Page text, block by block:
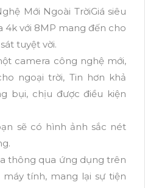
Mới Ngoài TrờiGiá siêu
4k với 8MP mang đến cho
tuyệt vời.
camera công nghệ mới,
ngoại trời, Tin hơn khả
bụi, chịu được điều kiện
sẽ có hình ảnh sắc nét
thông qua ứng dụng trên
tính, mang lại sự tiện